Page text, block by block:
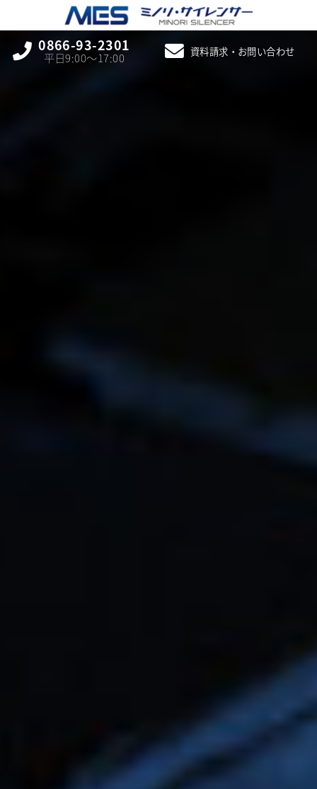
0866-93-2301
平日9:00〜17:00 資料請求・お問い合わせ